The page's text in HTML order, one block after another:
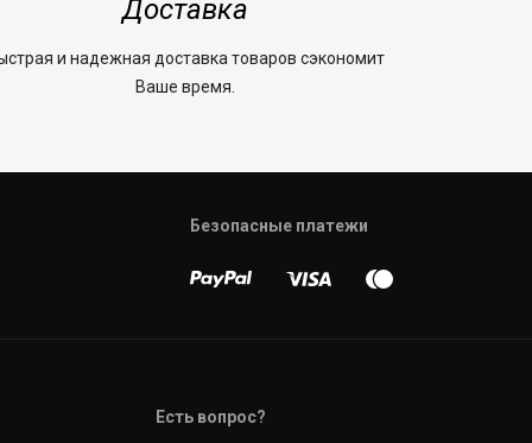
Доставка
и надежная доставка товаров сэкономит
Ваше время.
Безопасные платежи
Есть вопрос?